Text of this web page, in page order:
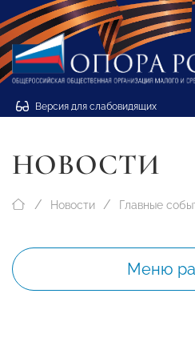
Версия для слабовидящих
НОВОСТИ
Новости Главные
Меню